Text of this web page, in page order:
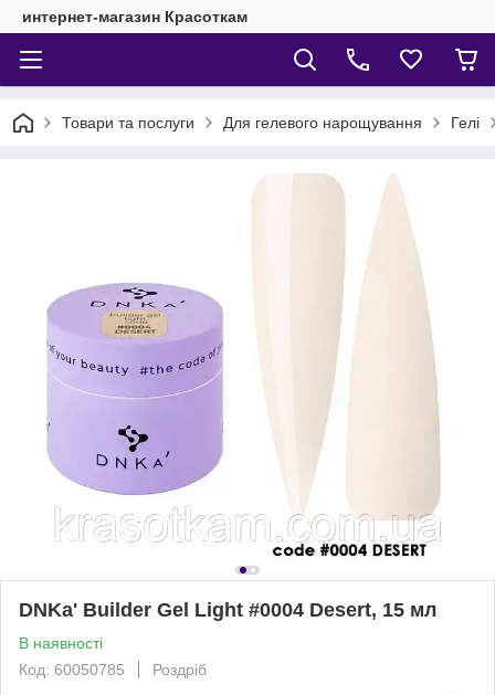
интернет-магазин Красоткам
Товари та послуги Для гелевого нарощування Гелі
DNKa' Builder Gel Light #0004 Desert, 15 мл
В наявності
Код: 60050785
Роздріб